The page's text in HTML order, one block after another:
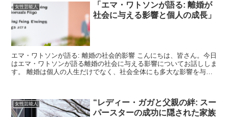
女性芸能人
「エマ・ワトソンが語る: 離婚が
社会に与える影響と個人の成長」
エマ・ワトソンが語る: 離婚の社会的影響 こんにちは、皆さん。今日
はエマ・ワトソンが語る離婚の社会に与える影響についてお話ししま
す。 離婚は個人の人生だけでなく、社会全体にも多大な影響を与え
女性芸能人
“レディー・ガガと父親の絆: スー
パースターの成功に隠された家族